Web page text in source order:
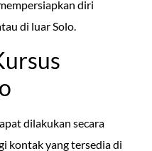
diri
di luar Solo.
dilakukan secara
kontak yang tersedia di